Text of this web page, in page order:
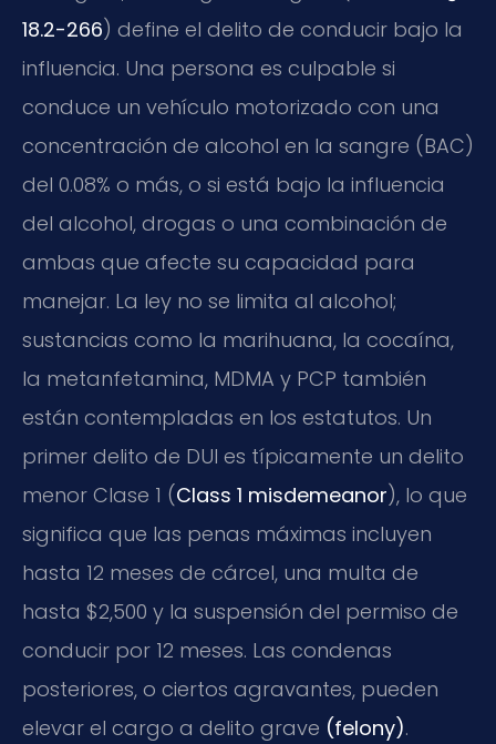
18.2-266) define el delito de conducir bajo la
influencia. Una persona es culpable si
conduce un vehículo motorizado con una
concentración de alcohol en la sangre (BAC)
del 0.08% o más, o si está bajo la influencia
del alcohol, drogas o una combinación de
ambas que afecte su capacidad para
manejar. La ley no se limita al alcohol;
sustancias como la marihuana, la cocaína,
la metanfetamina, MDMA y PCP también
están contempladas en los estatutos. Un
primer delito de DUI es típicamente un delito
menor Clase 1 (Class 1 misdemeanor), lo que
significa que las penas máximas incluyen
hasta 12 meses de cárcel, una multa de
hasta $2,500 y la suspensión del permiso de
conducir por 12 meses. Las condenas
posteriores, o ciertos agravantes, pueden
elevar el cargo a delito grave (felony).